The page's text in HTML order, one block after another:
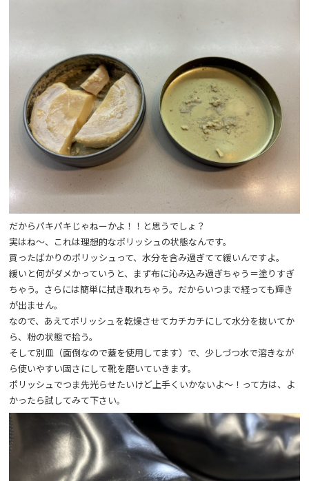
だからパキパキじゃねーかよ！！と思うでしょ？
実はね～、これは理想的なポリッシュの状態なんです。
買ったばかりのポリッシュって、水分を含み過ぎてて緩いんですよ。
緩いと何がダメかっていうと、まず布に沁み込み過ぎちゃう＝塗りすぎ
ちゃう。さらには簡単に拭き取れちゃう。だからいつまで経っても輝き
が出ません。
なので、あえてポリッシュを乾燥させてカチカチにして水分を抜いてか
ら、粉の状態で拾う。
そして別皿（面倒なので蓋を使用してます）で、少しづつ水で溶きなが
ら使いやすい固さにして靴を磨いていきます。
ポリッシュでつま先光らせたいけど上手くいかないよ～！って方は、よ
かったら試してみて下さい。